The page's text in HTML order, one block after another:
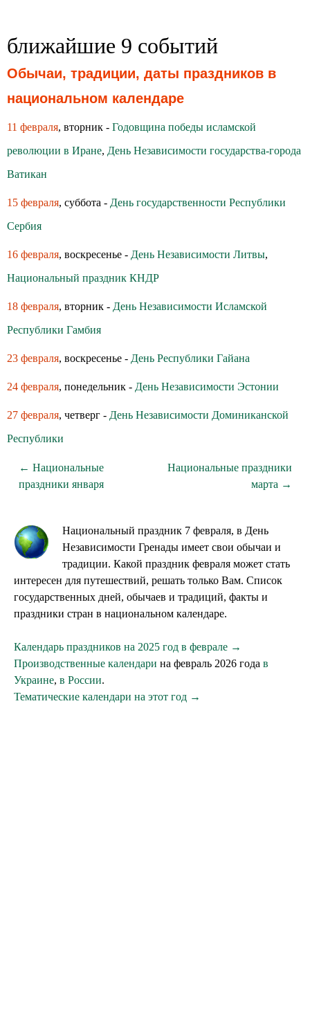
ближайшие 9 событий
Обычаи, традиции, даты праздников в
национальном календаре
11 февраля, вторник - Годовщина победы исламской
революции в Иране, День Независимости государства-города
Ватикан
15 февраля, суббота - День государственности Республики
Сербия
16 февраля, воскресенье - День Независимости Литвы,
Национальный праздник КНДР
18 февраля, вторник - День Независимости Исламской
Республики Гамбия
23 февраля, воскресенье - День Республики Гайана
24 февраля, понедельник - День Независимости Эстонии
27 февраля, четверг - День Независимости Доминиканской
Республики
← Национальные
праздники января
Национальные праздники
марта →
Национальный праздник 7 февраля, в День
Независимости Гренады имеет свои обычаи и
традиции. Какой праздник февраля может стать
интересен для путешествий, решать только Вам. Список
государственных дней, обычаев и традиций, факты и
праздники стран в национальном календаре.
Календарь праздников на 2025 год в феврале →
Производственные календари на февраль 2026 года в
Украине, в России.
Тематические календари на этот год →